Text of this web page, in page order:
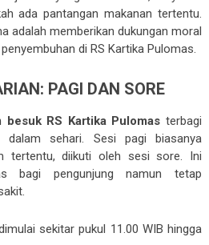
ada pantangan makanan tertentu.
adalah memberikan dukungan moral
di RS Kartika Pulomas.
PAGI DAN SORE
besuk RS Kartika Pulomas terbagi
sehari. Sesi pagi biasanya
tertentu, diikuti oleh sesi sore. Ini
bagi pengunjung namun tetap
sekitar pukul 11.00 WIB hingga